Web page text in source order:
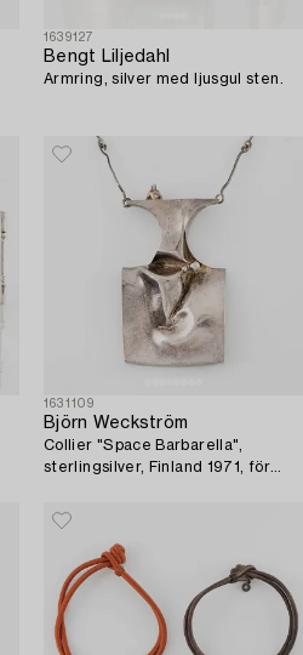
1639127
Bengt Liljedahl
Armring, silver med ljusgul sten.
1631109
Björn Weckström
Collier "Space Barbarella",
sterlingsilver, Finland 1971, för